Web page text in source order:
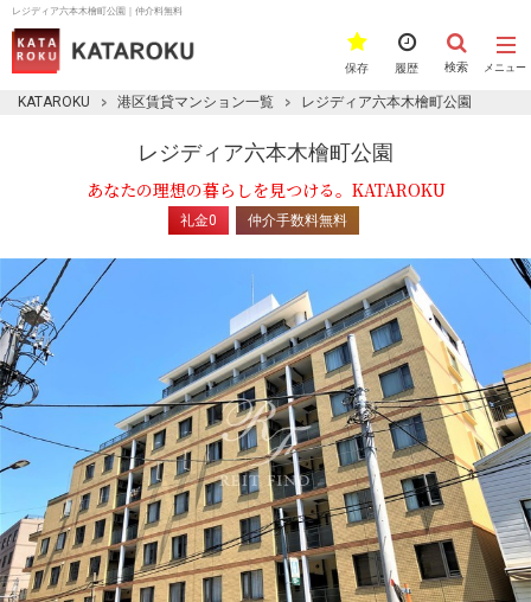
レジディア六本木檜町公園｜仲介料無料
メニュー
検索
履歴
保存
KATAROKU 港区賃貸マンション一覧 レジディア六本木檜町公園
レジディア六本木檜町公園
あなたの理想の暮らしを見つける。KATAROKU
礼金0 仲介手数料無料